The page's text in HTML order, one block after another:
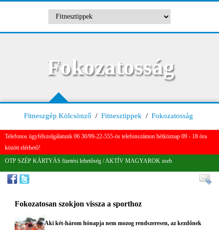
Fokozatosság
Fitneszgép Kölcsönző / Fitnesztippek / Fokozatosság
Telefonos ügyfélszolgálatunk 06 30/99-22-555-ös telefonszámon hétköznap 09 - 18 óra
között elérhető!
OTP SZÉP KÁRTYÁS fizetési lehetőség / AKTÍV MAGYAROK zseb
Fokozatosan szokjon vissza a sporthoz
Aki két-három hónapja nem mozog rendszeresen, az kezdőnek